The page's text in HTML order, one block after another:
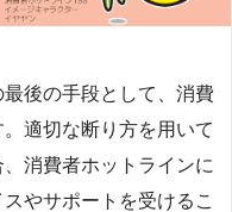
後の手段として、消費
適切な断り方を用いて
消費者ホットラインに
やサポートを受けるこ